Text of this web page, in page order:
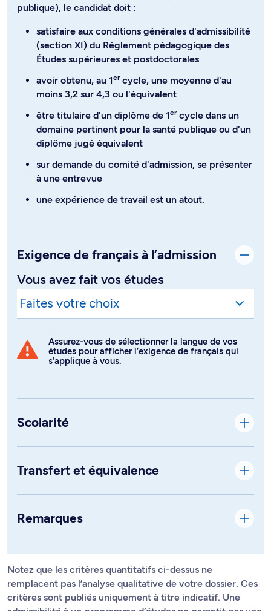
publique), le candidat doit :
satisfaire aux conditions générales d'admissibilité
(section XI) du Règlement pédagogique des
Études supérieures et postdoctorales
avoir obtenu, au 1ercycle, une moyenne d'au
moins 3,2 sur 4,3 ou l'équivalent
être titulaire d'un diplôme de 1ercycle dans un
domaine pertinent pour la santé publique ou d'un
diplôme jugé équivalent
sur demande du comité d'admission, se présenter
à une entrevue
une expérience de travail est un atout.
Exigence de français à l’admission
Vous avez fait vos études
Assurez-vous de sélectionner la langue de vos
études pour afficher l’exigence de français qui
s’applique à vous.
Scolarité
Transfert et équivalence
Remarques
Notez que les critères quantitatifs ci-dessus ne
remplacent pas l’analyse qualitative de votre dossier. Ces
critères sont publiés uniquement à titre indicatif. Une